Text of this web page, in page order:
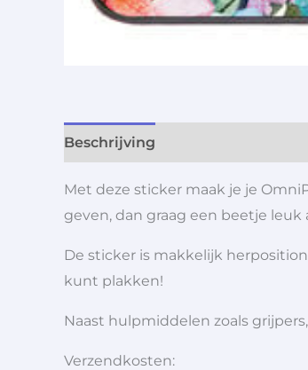
Beschrijving
Met deze sticker maak je je
geven, dan graag een beetje leuk
De sticker is makkelijk
kunt plakken!
Naast hulpmiddelen zoals
Verzendkosten: